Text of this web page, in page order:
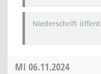
Niederschrift
MI 06.11.2024